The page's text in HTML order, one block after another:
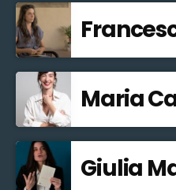
Maria
Giulia